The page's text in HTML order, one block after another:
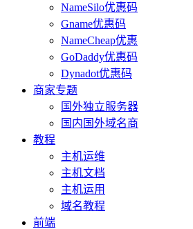
NameSilo优惠码
Gname优惠码
NameCheap优惠
GoDaddy优惠码
Dynadot优惠码
商家专题
国外独立服务器
国内国外域名商
教程
主机运维
主机文档
主机运用
域名教程
前端